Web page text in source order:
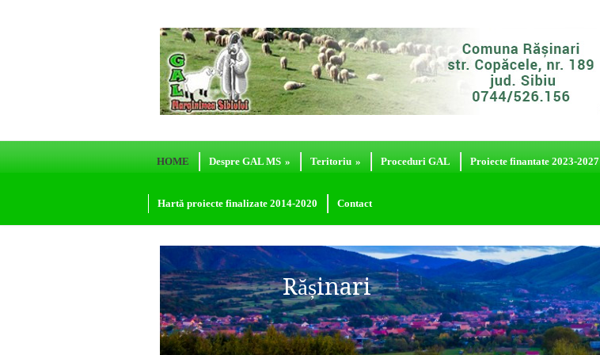
HOME Despre GAL MS » Teritoriu » Proceduri GAL Proiecte finantate 2023-2027
Hartă proiecte finalizate 2014-2020 Contact
Rășinari